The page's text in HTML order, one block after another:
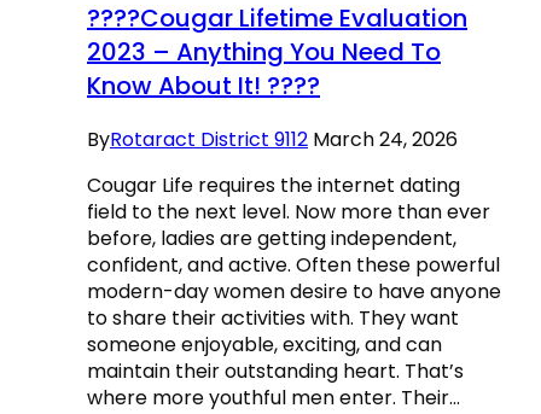
????Cougar Lifetime Evaluation
2023 – Anything You Need To
Know About It! ????
ByRotaract District 9112 March 24, 2026
Cougar Life requires the internet dating
field to the next level. Now more than ever
before, ladies are getting independent,
confident, and active. Often these powerful
modern-day women desire to have anyone
to share their activities with. They want
someone enjoyable, exciting, and can
maintain their outstanding heart. That’s
where more youthful men enter. Their…